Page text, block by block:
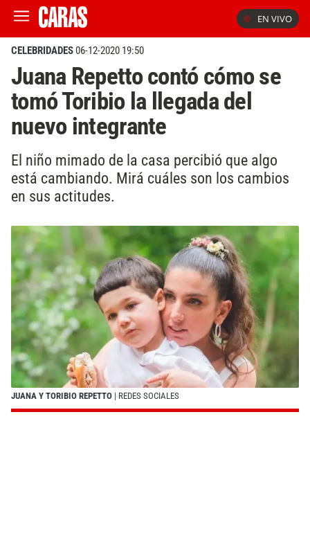
EN VIVO
CELEBRIDADES06-12-2020 19:50
Juana Repetto contó cómo se
tomó Toribio la llegada del
nuevo integrante
El niño mimado de la casa percibió que algo
está cambiando. Mirá cuáles son los cambios
en sus actitudes.
JUANA Y TORIBIO REPETTO | REDES SOCIALES